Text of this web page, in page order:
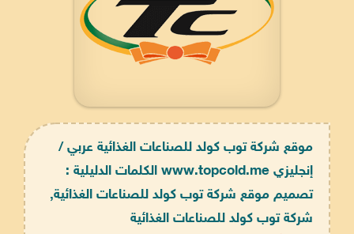
موقع شركة توب كولد للصناعات الغذائية عربي /
إنجليزي www.topcold.me الكلمات الدليلية :
تصميم موقع شركة توب كولد للصناعات الغذائية,
شركة توب كولد للصناعات الغذائية